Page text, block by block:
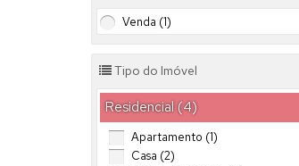
Venda (1)
Tipo do Imóvel
Residencial (4)
Apartamento (1)
Casa (2)